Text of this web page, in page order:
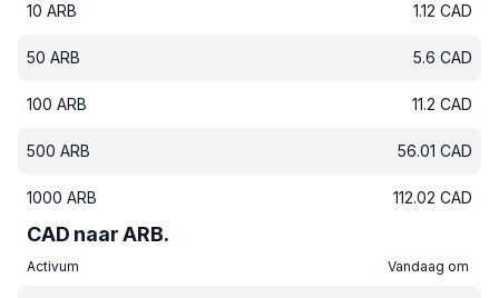
10 ARB 1.12 CAD
50 ARB 5.6 CAD
100 ARB 11.2 CAD
500 ARB 56.01 CAD
1000 ARB 112.02 CAD
CAD naar ARB.
Activum Vandaag om